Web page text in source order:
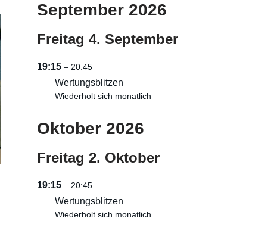
September 2026
Freitag 4. September
19:15 – 20:45
Wertungsblitzen
Wiederholt sich monatlich
Oktober 2026
Freitag 2. Oktober
19:15 – 20:45
Wertungsblitzen
Wiederholt sich monatlich